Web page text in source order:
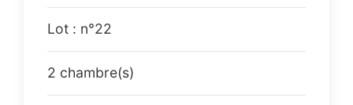
Lot : n°22
2 chambre(s)